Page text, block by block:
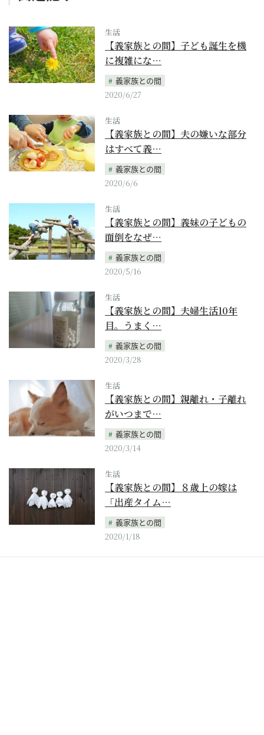
生活
【義家族との間】子ども誕生を機
に複雑にな…
義家族との間
2020/6/27
生活
【義家族との間】夫の嫌いな部分
はすべて義…
義家族との間
2020/6/6
生活
【義家族との間】義妹の子どもの
面倒をなぜ…
義家族との間
2020/5/16
生活
【義家族との間】夫婦生活10年
目。うまく…
義家族との間
2020/3/28
生活
【義家族との間】親離れ・子離れ
がいつまで…
義家族との間
2020/3/14
生活
【義家族との間】８歳上の嫁は
「出産タイム…
義家族との間
2020/1/18